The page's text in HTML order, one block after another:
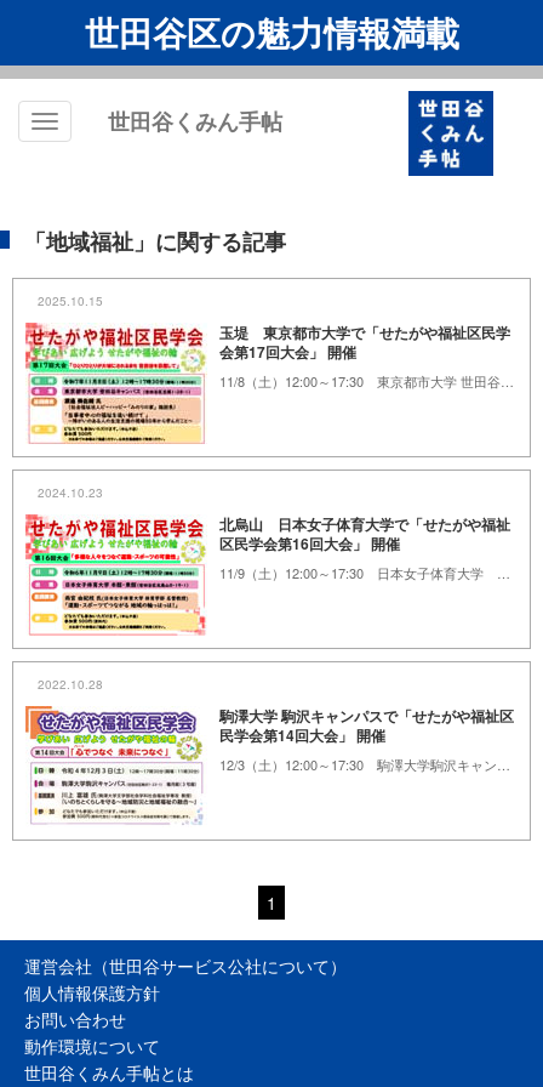
世田谷区の魅力情報満載
Toggle
世田谷くみん手帖
「地域福祉」に関する記事
2025.10.15
玉堤 東京都市大学で「せたがや福祉区民学
会第17回大会」 開催
2024.10.23
北烏山 日本女子体育大学で「せたがや福祉
区民学会第16回大会」 開催
2022.10.28
駒澤大学 駒沢キャンパスで「せたがや福祉区
民学会第14回大会」 開催
1
運営会社（世田谷サービス公社について）
個人情報保護方針
お問い合わせ
動作環境について
世田谷くみん手帖とは